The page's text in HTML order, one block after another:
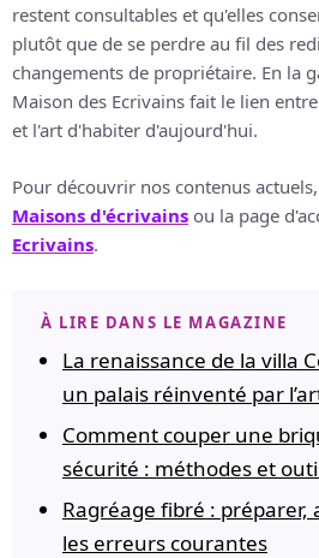
restent consultables et qu'elles
plutôt que de se perdre au fil des
changements de propriétaire. En la
Maison des Ecrivains fait le lien
et l'art d'habiter d'aujourd'hui.
Pour découvrir nos contenus
Maisons d'écrivains ou la page
Ecrivains.
À LIRE DANS LE MAGAZINE
La renaissance de la villa
un palais réinventé par
Comment couper une
sécurité : méthodes et
Ragréage fibré :
les erreurs courantes